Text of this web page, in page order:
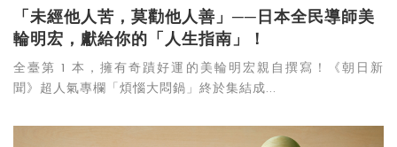
「未經他人苦，莫勸他人善」──日本全民導師美
輪明宏，獻給你的「人生指南」！
全臺第 1 本，擁有奇蹟好運的美輪明宏親自撰寫！《朝日新
聞》超人氣專欄「煩惱大悶鍋」終於集結成...